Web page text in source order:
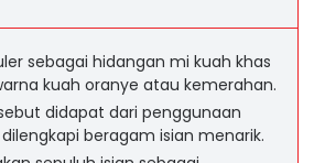
sebagai hidangan mi kuah khas
kuah oranye atau kemerahan.
didapat dari penggunaan
beragam isian menarik.